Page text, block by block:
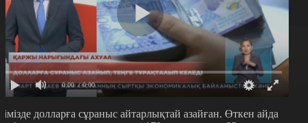
0:00 / 0:00
долларға сұраныс айтарлықтай азайған. Өткен айда